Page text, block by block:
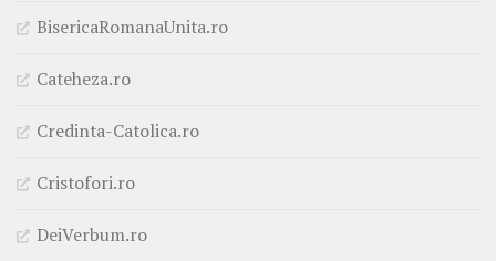
BisericaRomanaUnita.ro
Cateheza.ro
Credinta-Catolica.ro
Cristofori.ro
DeiVerbum.ro